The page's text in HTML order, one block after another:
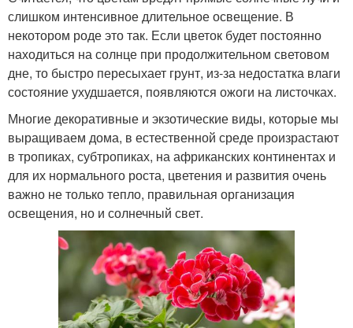
слишком интенсивное длительное освещение. В
некотором роде это так. Если цветок будет постоянно
находиться на солнце при продолжительном световом
дне, то быстро пересыхает грунт, из-за недостатка влаги
состояние ухудшается, появляются ожоги на листочках.
Многие декоративные и экзотические виды, которые мы
выращиваем дома, в естественной среде произрастают
в тропиках, субтропиках, на африканских континентах и
для их нормального роста, цветения и развития очень
важно не только тепло, правильная организация
освещения, но и солнечный свет.